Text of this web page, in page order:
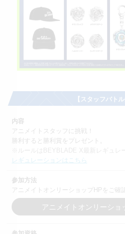
【スタッフバトル
内容
アニメイトスタッフに挑戦！
勝利すると勝利賞をプレゼント。
※ルールはBEYBLADE X最新レギュレ
レギュレーションはこちら
参加方法
アニメイトオンリーショップHPをご確
アニメイトオンリーショ